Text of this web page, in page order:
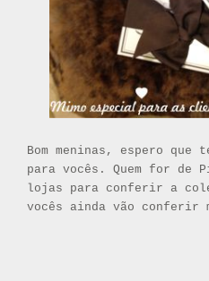
Bom meninas, espero que
para vocês. Quem for de
lojas para conferir a
vocês ainda vão